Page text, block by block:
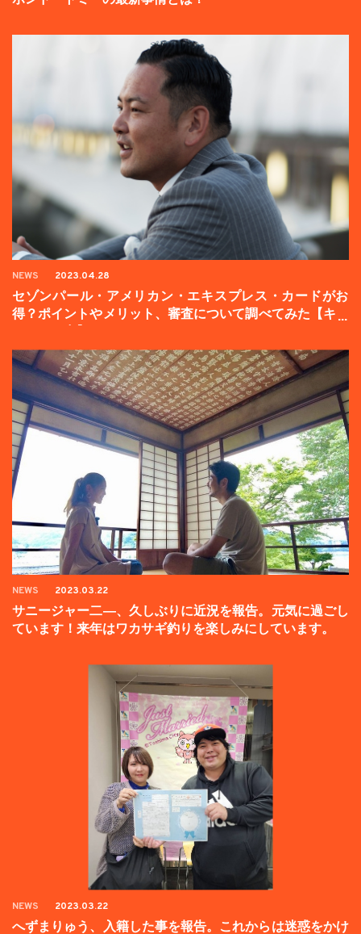
NEWS 2023.04.28
セゾンパール・アメリカン・エキスプレス・カードがお
得？ポイントやメリット、審査について調べてみた【キャ
NEWS 2023.03.22
サニージャー二―、久しぶりに近況を報告。元気に過ごし
ています！来年はワカサギ釣りを楽しみにしています。
NEWS 2023.03.22
へずまりゅう、入籍した事を報告。これからは迷惑をかけ